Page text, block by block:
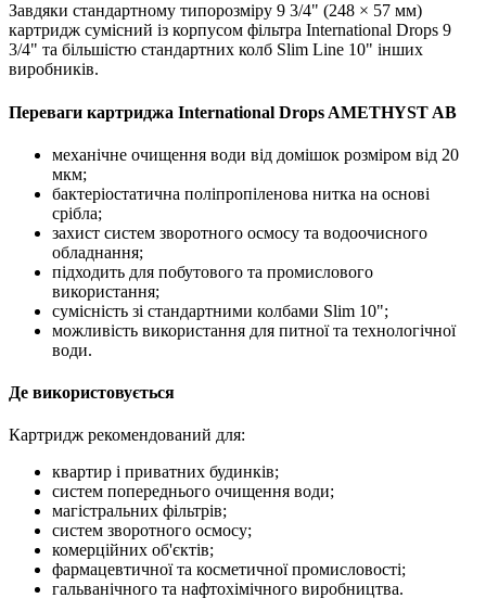
Завдяки стандартному типорозміру 9 3/4" (248 × 57 мм)
картридж сумісний із корпусом фільтра International Drops 9
3/4" та більшістю стандартних колб Slim Line 10" інших
виробників.
Переваги картриджа International Drops AMETHYST AB
механічне очищення води від домішок розміром від 20
мкм;
бактеріостатична поліпропіленова нитка на основі
срібла;
захист систем зворотного осмосу та водоочисного
обладнання;
підходить для побутового та промислового
використання;
сумісність зі стандартними колбами Slim 10";
можливість використання для питної та технологічної
води.
Де використовується
Картридж рекомендований для:
квартир і приватних будинків;
систем попереднього очищення води;
магістральних фільтрів;
систем зворотного осмосу;
комерційних об'єктів;
фармацевтичної та косметичної промисловості;
гальванічного та нафтохімічного виробництва.